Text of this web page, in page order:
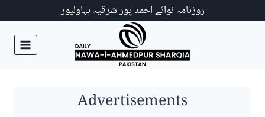
روزنامہ نوائے احمد پور شرقیہ بہاولپور
Advertisements